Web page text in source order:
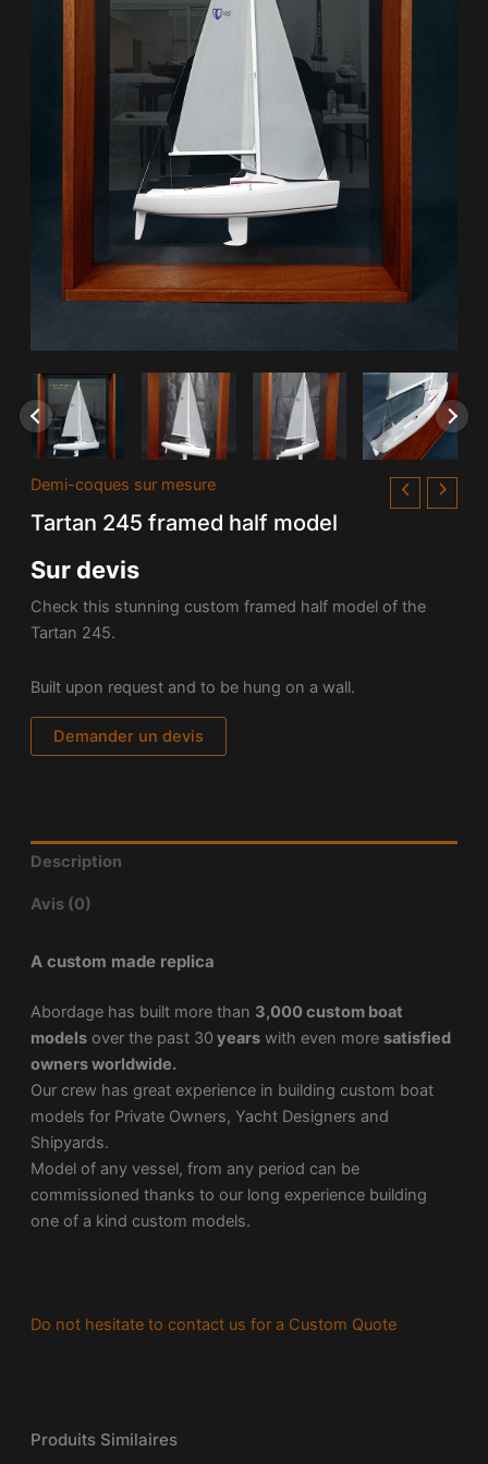
Demi-coques sur mesure
Tartan 245 framed half model
Sur devis
Check this stunning custom framed half model of the
Tartan 245.
Built upon request and to be hung on a wall.
Demander un devis
Description
Avis (0)
A custom made replica
Abordage has built more than 3,000 custom boat
modelsover the past 30 yearswith even more satisfied
owners worldwide.
Our crew has great experience in building custom boat
models for Private Owners, Yacht Designers and
Shipyards.
Model of any vessel, from any period can be
commissioned thanks to our long experience building
one of a kind custom models.
Do not hesitate to contact us for a Custom Quote
Produits Similaires